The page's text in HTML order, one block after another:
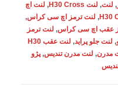
, لنت, لنت H30 Cross , لنت اچ
, لنت ترمز اچ سی کراس,
عقب اچ سی کراس, لنت ترمز
, لنت جلو پراید,
لنت عقب H30
مدرن, لنت مدرن تندیس,پژو